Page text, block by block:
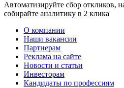
Автоматизируйте сбор откликов,
собирайте аналитику в 2 клика
О компании
Наши вакансии
Партнерам
Реклама на сайте
Новости и статьи
Инвесторам
Кандидаты по профессиям